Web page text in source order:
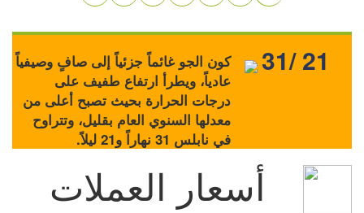
كون الجو غائماً جزئياً إلى صافٍ وصيفياً
عادياً، ويطرأ ارتفاع طفيف على
درجات الحرارة بحيث تصبح أعلى من
معدلها السنوي العام بقليل، وتتراوح
في نابلس 31 نهاراً و21 ليلاً.
31/ 21
أسعار العملات